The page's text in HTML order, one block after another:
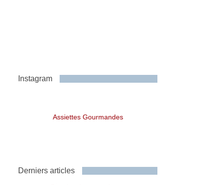
Instagram
Assiettes Gourmandes
Derniers articles